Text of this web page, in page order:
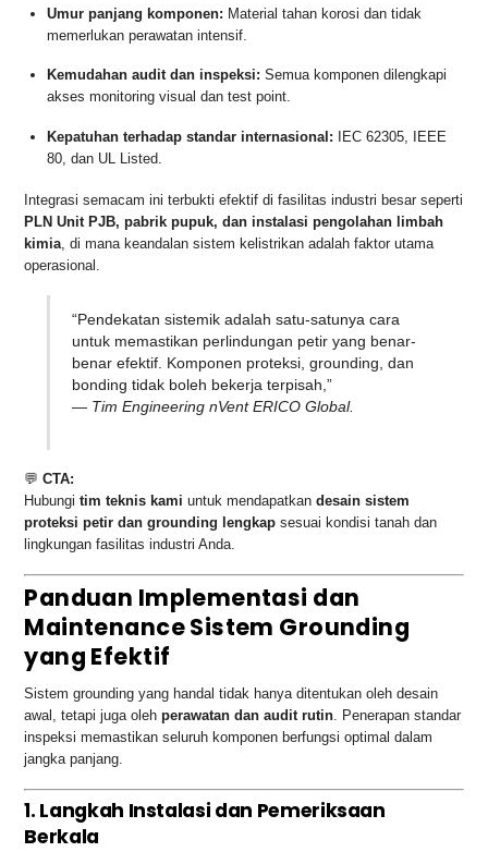
Umur panjang komponen: Material tahan korosi dan tidak
memerlukan perawatan intensif.
Kemudahan audit dan inspeksi: Semua komponen dilengkapi
akses monitoring visual dan test point.
Kepatuhan terhadap standar internasional: IEC 62305, IEEE
80, dan UL Listed.
Integrasi semacam ini terbukti efektif di fasilitas industri besar seperti
PLN Unit PJB, pabrik pupuk, dan instalasi pengolahan limbah
kimia, di mana keandalan sistem kelistrikan adalah faktor utama
operasional.
“Pendekatan sistemik adalah satu-satunya cara
untuk memastikan perlindungan petir yang benar-
benar efektif. Komponen proteksi, grounding, dan
bonding tidak boleh bekerja terpisah,”
— Tim Engineering nVent ERICO Global.
💬CTA:
Hubungitim teknis kami untuk mendapatkandesain sistem
proteksi petir dan grounding lengkap sesuai kondisi tanah dan
lingkungan fasilitas industri Anda.
Panduan Implementasi dan
Maintenance Sistem Grounding
yang Efektif
Sistem grounding yang handal tidak hanya ditentukan oleh desain
awal, tetapi juga olehperawatan dan audit rutin . Penerapan standar
inspeksi memastikan seluruh komponen berfungsi optimal dalam
jangka panjang.
1. Langkah Instalasi dan Pemeriksaan
Berkala